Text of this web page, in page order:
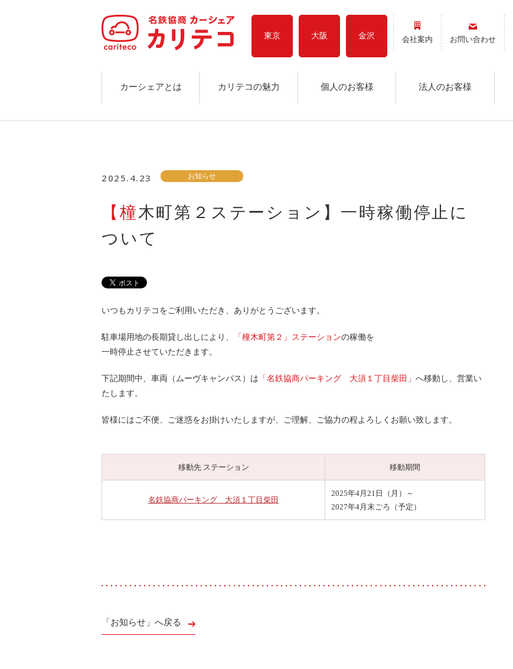
東京 大阪 金沢 会社案内 お問い合わせ
カーシェアとは カリテコの魅力 個人のお客様 法人のお客様
2025.4.23 お知らせ
【橦木町第２ステーション】一時稼働停止に
ついて
いつもカリテコをご利用いただき、ありがとうございます。
駐車場用地の長期貸し出しにより、 「橦木町第２」ステーションの稼働を
一時停止させていただきます。
下記期間中、車両（ムーヴキャンバス）は 「名鉄協商パーキング 大須１丁目柴田」 へ移動し、営業い
たします。
皆様にはご不便、ご迷惑をお掛けいたしますが、ご理解、ご協力の程よろしくお願い致します。
移動先 ステーション 移動期間
名鉄協商パーキング 大須１丁目柴田
2025年4月21日（月）～
2027年4月末ごろ（予定）
「お知らせ」へ戻る